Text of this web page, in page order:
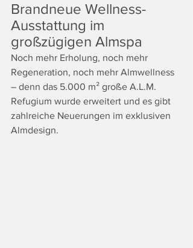
Brandneue Wellness-
Ausstattung im
großzügigen Almspa
Noch mehr Erholung, noch mehr
Regeneration, noch mehr Almwellness
– denn das 5.000 m² große A.L.M.
Refugium wurde erweitert und es gibt
zahlreiche Neuerungen im exklusiven
Almdesign.